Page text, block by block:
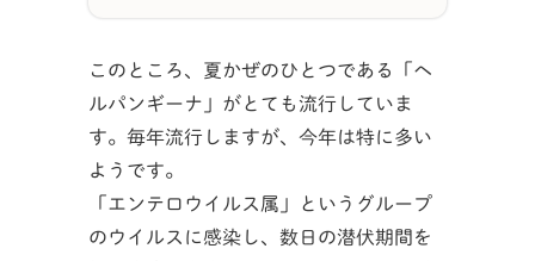
このところ、夏かぜのひとつである「ヘ
ルパンギーナ」がとても流行していま
す。毎年流行しますが、今年は特に多い
ようです。
「エンテロウイルス属」というグループ
のウイルスに感染し、数日の潜伏期間を